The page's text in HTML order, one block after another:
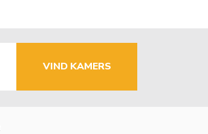
VIND KAMERS